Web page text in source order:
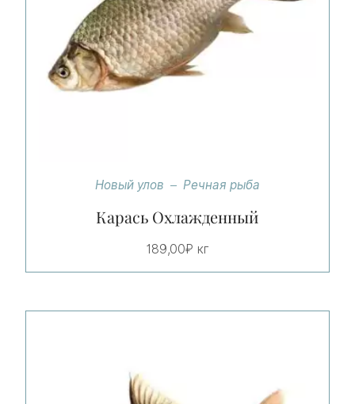
Новый улов Речная рыба
Карась Охлажденный
189,00₽ кг